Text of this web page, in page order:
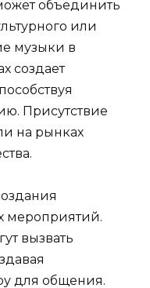
объединить
или
музыки в
создает
Присутствие
на рынках
мероприятий.
вызвать
для общения.